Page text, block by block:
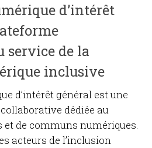
d’intérêt
service de la
inclusive
d’intérêt général est une
dédiée au
et de communs numériques.
acteurs de l’inclusion